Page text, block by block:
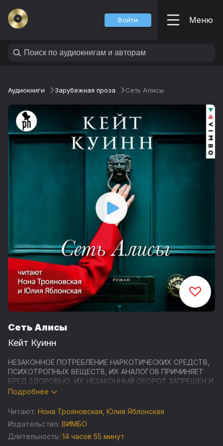
Войти Меню
Аудиокниги Зарубежная проза Сеть Алисы
Сеть Алисы
Кейт Куинн
НЕЗАКОННОЕ ПОТРЕБЛЕНИЕ НАРКОТИЧЕСКИХ СРЕДСТВ,
ПСИХОТРОПНЫХ ВЕЩЕСТВ, ИХ АНАЛОГОВ ПРИЧИНЯЕТ
ВРЕД ЗДОРОВЬЮ, ИХ НЕЗАКОННЫЙ ОБОРОТ ЗАПРЕЩЕН И
ВЛЕЧЕТ УСТАНОВЛЕННУЮ ЗАКОНОДАТЕЛЬСТВОМ
Кейт Куинн «Сеть Алисы» - захватывающий триллер о
женщинах-разведчицах времен Первой мировой войны.
Подробнее
Читают: Нона Трояновская Юлия Яблонская
Издательство: ВИМБО
Длительность: 14 часов 55 минут